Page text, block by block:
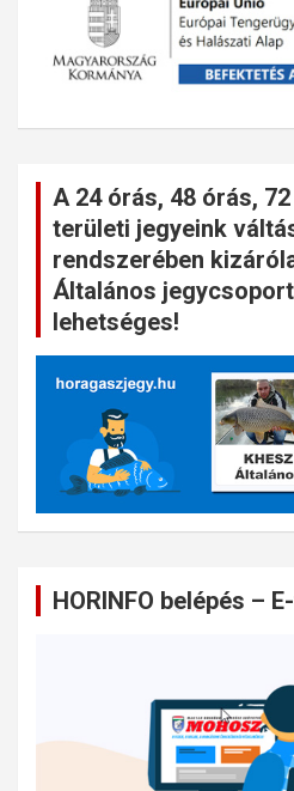
A 24 órás, 48 órás,
területi jegyeink
rendszerében
Általános
lehetséges!
HORINFO belépés –